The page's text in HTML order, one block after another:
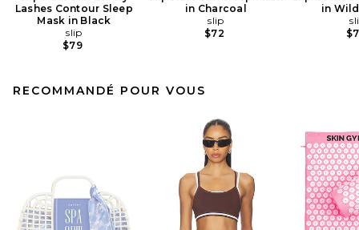
Lashes Contour Sleep
Mask in Black
slip
$79
in Charcoal
slip
$72
in
RECOMMANDÉ POUR VOUS